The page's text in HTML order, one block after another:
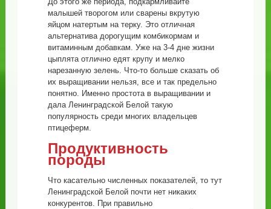
малышей творогом или сварены вкрутую
яйцом натертым на терку. Это отличная
альтернатива дорогущим комбикормам и
витаминным добавкам. Уже на 3-4 дне жизни
цыплята отлично едят крупу и мелко
нарезанную зелень. Что-то больше сказать об
их выращивании нельзя, все и так предельно
понятно. Именно простота в выращивании и
дала Ленинградской Белой такую
популярность среди многих владельцев
птицеферм.
Продуктивность
породы
Что касательно численных показателей, то тут
Ленинградской Белой почти нет никаких
конкурентов. При правильно